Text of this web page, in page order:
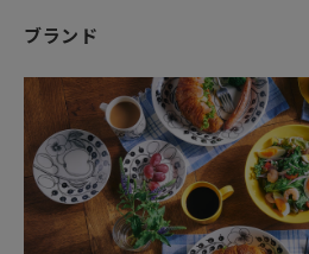
展開されています。
日常をさりげなく彩り、気持ちを
「ムーミン アラビア」の「Haru」
おにぎりやパスタ、スイーツから
どんな料理を盛り付けても素敵にま
ーズです。
いつものごはんの時間をもっとお
ブランド